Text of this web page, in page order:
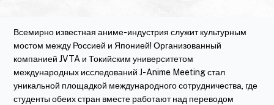
Meeting in Russia.
2020.03.13 J-Anime Meeting in Russia был признан
частью Года японо-российских межрегиональных и
побратимских обменов!
Всемирно известная аниме-индустрия служит культурным
мостом между Россией и Японией! Организованный
компанией JVTA и Токийским университетом
международных исследований J-Anime Meeting стал
уникальной площадкой международного сотрудничества, где
студенты обеих стран вместе работают над переводом